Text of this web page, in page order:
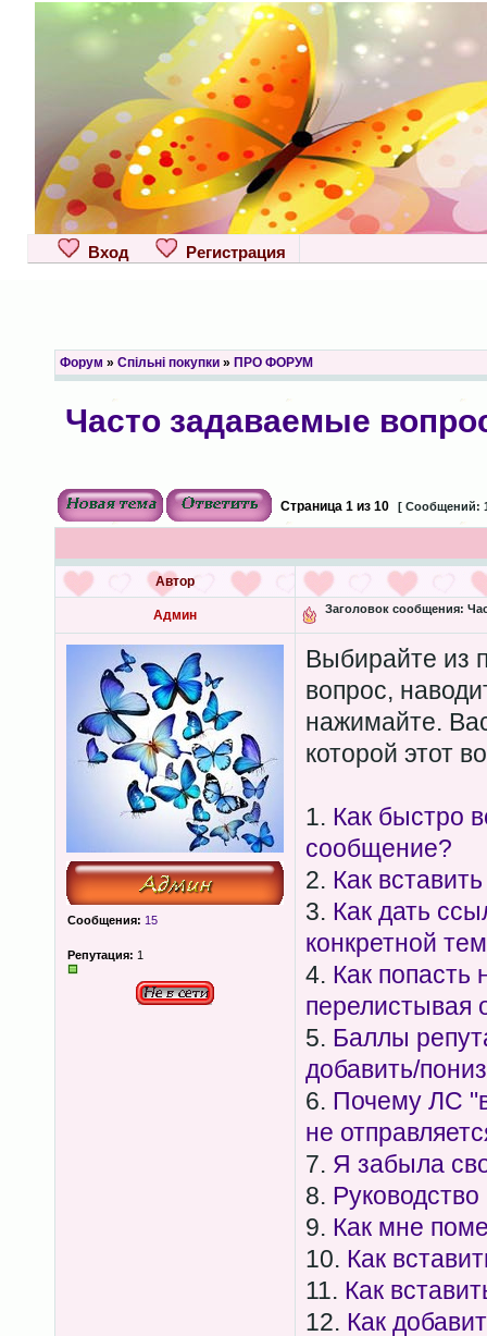
Вход Регистрация
Форум » Спільні покупки» ПРО ФОРУМ
Часто задаваемые
Страница 1из 10 [ Сообщений:
Автор
Админ Заголовок сообщения:
Сообщения: 15
Репутация: 1
Выбирайте из
вопрос,
нажимайте.
которой этот
1. Как быстро
сообщение?
2. Как
3. Как дать
конкретной
4. Как попасть
перелистывая
5. Баллы
добавить/
6. Почему ЛС
не
7. Я забыла
8.
9. Как мне
10. Как
11. Как
12. Как